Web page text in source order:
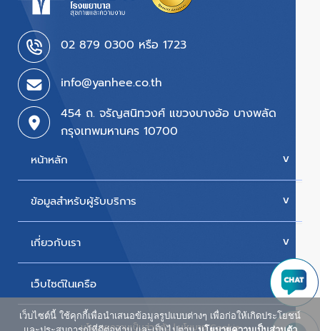
02 879 0300 หรือ 1723
info@yanhee.co.th
454 ถ. จรัญสนิทวงศ์ แขวงบางอ้อ บางพลัด
กรุงเทพมหานคร 10700
หน้าหลัก
บริการของเรา
ข้อมูลสำหรับผู้รับบริการ
นัดหมายแพทย์
สิทธิเบิกตรงข้าราชการ
ห้องพักผู้ป่วยใน
เกี่ยวกับเรา
ประวัติโรงพยาบาล
วิสัยทัศน์และพันธกิจ
เว็บไซต์ในเครือ
ศูนย์ผู้สูงอายุยันฮีนโยบายความเป็นส่วนตัว|นโยบาย Cookie
เว็บไซต์นี้ ใช้คุกกี้เพื่อนำเสนอข้อมูลรูปแบบต่างๆ เพื่อก่อให้เกิดประโยชน์